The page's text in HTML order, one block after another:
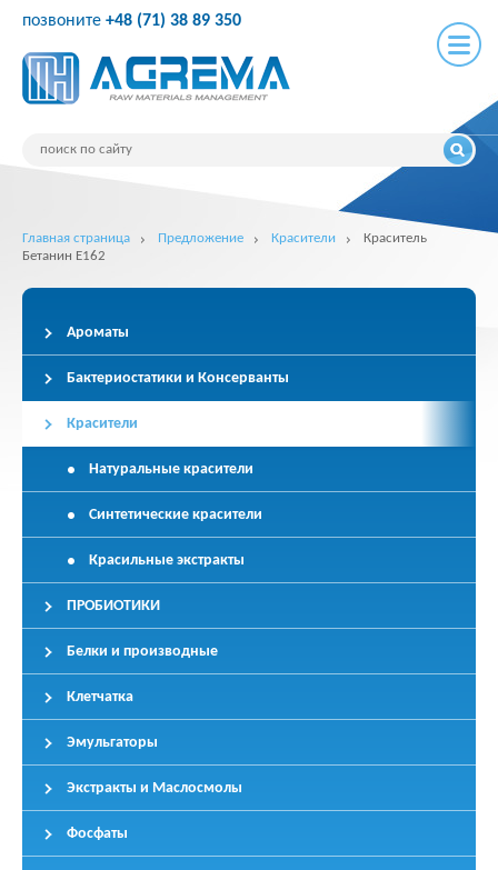
позвоните +48 (71) 38 89 350
Главная страница Предложение Красители
Краситель
Бетанин E162
Ароматы
Бактериостатики и Консерванты
Красители
Натуральные красители
Синтетические красители
Красильные экстракты
ПРОБИОТИКИ
Белки и производные
Клетчатка
Эмульгаторы
Экстракты и Маслосмолы
Фосфаты